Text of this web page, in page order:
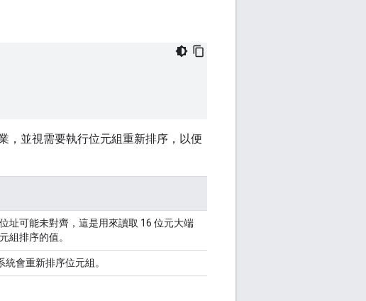
，並視需要執行位元組重新排序，以便
址可能未對齊，這是用來讀取 16 位元大端
組排序的值。
會重新排序位元組。